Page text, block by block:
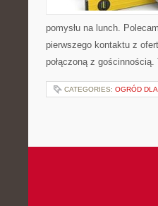
pomysłu na lunch.
pierwszego kontaktu z
połączoną z
CATEGORIES: OGRÓD